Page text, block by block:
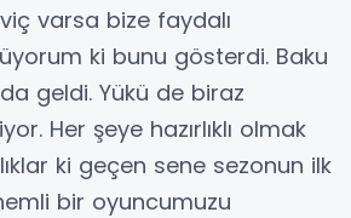
varsa bize faydalı
ki bunu gösterdi. Baku
geldi. Yükü de biraz
Her şeye hazırlıklı olmak
ki geçen sene sezonun ilk
bir oyuncumuzu